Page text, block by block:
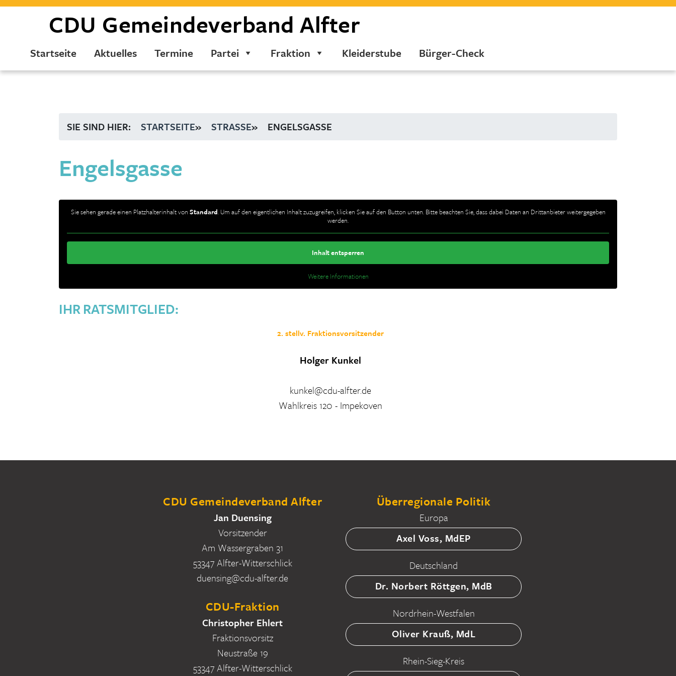
CDU Gemeindeverband Alfter
Startseite Aktuelles Termine Partei Fraktion Kleiderstube Bürger-Check
SIE SIND HIER: STARTSEITE» STRASSE » ENGELSGASSE
Engelsgasse
Sie sehen gerade einen Platzhalterinhalt von Standard. Um auf den eigentlichen Inhalt zuzugreifen, klicken Sie auf den Button unten. Bitte beachten Sie, dass dabei Daten an Drittanbieter weitergegeben
werden.
Inhalt entsperren
Weitere Informationen
IHR RATSMITGLIED:
2. stellv. Fraktionsvorsitzender
Holger Kunkel
kunkel@cdu-alfter.de
Wahlkreis 120 - Impekoven
CDU Gemeindeverband Alfter
Jan Duensing
Vorsitzender
Am Wassergraben 31
53347 Alfter-Witterschlick
duensing@cdu-alfter.de
CDU-Fraktion
Christopher Ehlert
Fraktionsvorsitz
Neustraße 19
53347 Alfter-Witterschlick
Überregionale Politik
Europa
Axel Voss, MdEP
Deutschland
Dr. Norbert Röttgen, MdB
Nordrhein-Westfalen
Oliver Krauß, MdL
Rhein-Sieg-Kreis